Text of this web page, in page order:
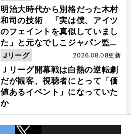
明治大時代から別格だった木村
和司の技術 「実は僕、アイツ
のフェイントを真似していまし
た」と元なでしこジャパン監
督・佐々木則夫
Ｊリーグ開幕戦は白熱の逆転劇
だが観客、視聴者にとって「価
値あるイベント」になっていた
か
2026.08.08更新
Jリーグ